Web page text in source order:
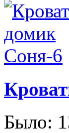
Было: